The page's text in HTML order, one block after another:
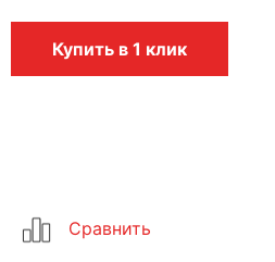
Купить в 1 клик